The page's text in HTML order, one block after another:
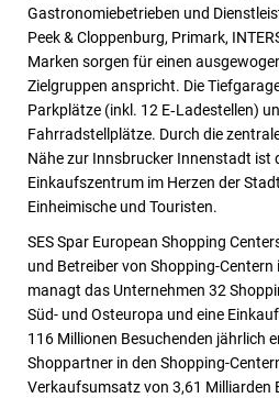
Gastronomiebetrieben und
Peek & Cloppenburg, Primark,
Marken sorgen für einen
Zielgruppen anspricht. Die
Parkplätze (inkl. 12 E‑Ladestellen)
Fahrradstellplätze. Durch die
Nähe zur Innsbrucker Innenstadt ist
Einkaufszentrum im Herzen der
Einheimische und Touristen.
SES Spar European Shopping
und Betreiber von Shopping-Centern
managt das Unternehmen 32
Süd- und Osteuropa und eine
116 Millionen Besuchenden jährlich
Shoppartner in den Shopping-
Verkaufsumsatz von 3,61 Milliarden